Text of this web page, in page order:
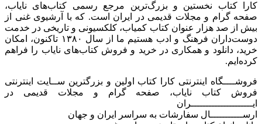
کارا کتاب نخستین و بزرگ‌ترین مرجع رسمی کتاب‌های نایاب،
صفحه گرام و مجلات قدیمی در ایران است. که با آرشیوی غنی از
بیش از صد هزار عنوان کتاب کمیاب، کلکسیونی و تاریخی در خدمت
دوست‌داران فرهنگ و ادب هستیم ما از سال ۱۳۸۰ تاکنون، امکان
خرید، دانلود و همکاری در خرید و فروش کتاب‌های نایاب را فراهم
کرده‌ایم.
فروشــــگاه اینترنتی کارا کتاب اولین و بزرگترین ســایت اینترنتی
فروش کتاب نایاب، صفحه گرام و مجلات قدیمی در
ایـــــــــــــــــــــران
ارســـــــــــال سفارشات به سراسر ایران و جهان